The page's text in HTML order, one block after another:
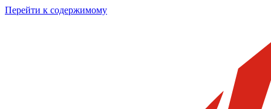
Перейти к содержимому